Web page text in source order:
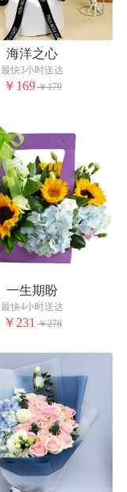
海洋之心
最快3小时送达
￥169 ￥179
一生期盼
最快4小时送达
￥231 ￥276